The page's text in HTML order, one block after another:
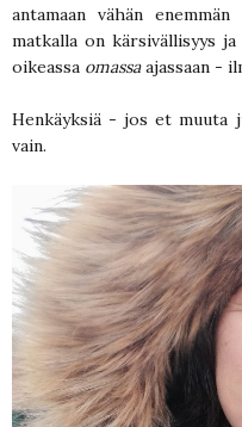
antamaan vähän
matkalla on kärsivällisyys
oikeassa omassaajassaan -
Henkäyksiä - jos et muuta
vain.